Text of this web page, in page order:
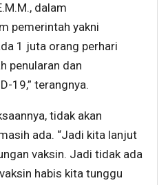
dalam
pemerintah yakni
1 juta orang perhari
penularan dan
19,” terangnya.
tidak akan
ada. “Jadi kita lanjut
vaksin. Jadi tidak ada
habis kita tunggu